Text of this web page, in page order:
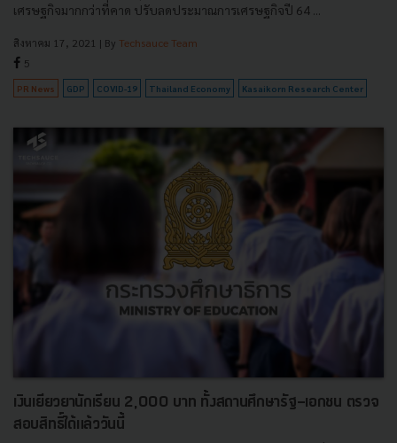
เศรษฐกิจมากกว่าที่คาด ปรับลดประมาณการเศรษฐกิจปี 64 ...
สิงหาคม 17, 2021 | By Techsauce Team
5
PR News GDP COVID-19 Thailand Economy Kasaikorn Research Center
เงินเยียวยานักเรียน 2,000 บาท ทั้งสถานศึกษารัฐ-เอกชน ตรวจ
สอบสิทธิ์ได้แล้ววันนี้